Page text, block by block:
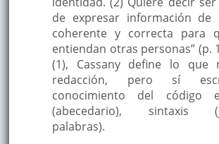
de expresar información de
coherente y correcta para
entiendan otras personas” (p.
(1), Cassany define lo que
redacción, pero sí
conocimiento del código
(abecedario), sintaxis
palabras).